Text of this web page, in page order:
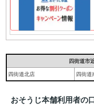
四街道市
四街道北店 四街道
おそうじ本舗利用者の